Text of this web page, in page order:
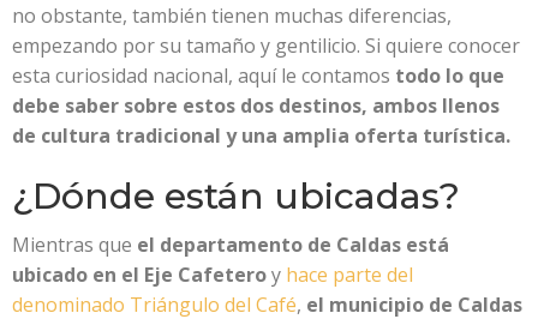
no obstante, también tienen muchas diferencias,
empezando por su tamaño y gentilicio. Si quiere conocer
esta curiosidad nacional, aquí le contamos todo lo que
debe saber sobre estos dos destinos, ambos llenos
de cultura tradicional y una amplia oferta turística.
¿Dónde están ubicadas?
Mientras que el departamento de Caldas está
ubicado en el Eje Cafeteroy hace parte del
denominado Triángulo del Café, el municipio de Caldas